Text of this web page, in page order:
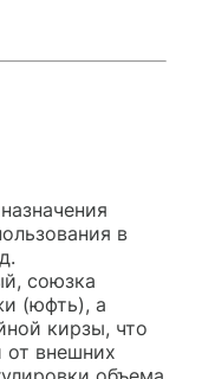
в
союзка
(юфть), а
кирзы, что
от внешних